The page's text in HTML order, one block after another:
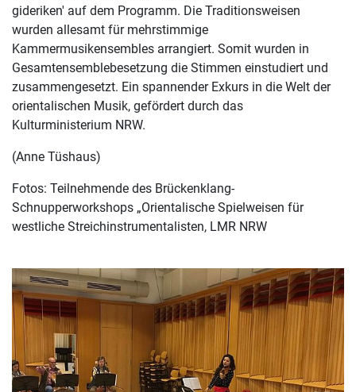
gideriken' auf dem Programm. Die Traditionsweisen
wurden allesamt für mehrstimmige
Kammermusikensembles arrangiert. Somit wurden in
Gesamtensemblebesetzung die Stimmen einstudiert und
zusammengesetzt. Ein spannender Exkurs in die Welt der
orientalischen Musik, gefördert durch das
Kulturministerium NRW.
(Anne Tüshaus)
Fotos: Teilnehmende des Brückenklang-
Schnupperworkshops „Orientalische Spielweisen für
westliche Streichinstrumentalisten, LMR NRW